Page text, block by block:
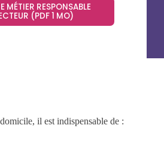
MÉTIER RESPONSABLE
(PDF 1 MO)
il est indispensable de :